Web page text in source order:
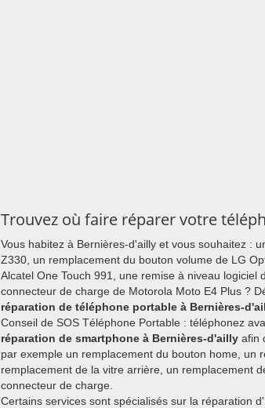
Trouvez où faire réparer votre
Vous habitez à Bernières-d'ailly et vous souhaitez :
Z330, un remplacement du bouton volume de LG
Alcatel One Touch 991, une remise à niveau logiciel
connecteur de charge de Motorola Moto E4 Plus ?
réparation de téléphone portable à Bernières-
Conseil de SOS Téléphone Portable : téléphonez
réparation de smartphone à Bernières-d'ailly afin
par exemple un remplacement du bouton home, un
remplacement de la vitre arrière, un remplacement
connecteur de charge.
Certains services sont spécialisés sur la réparation